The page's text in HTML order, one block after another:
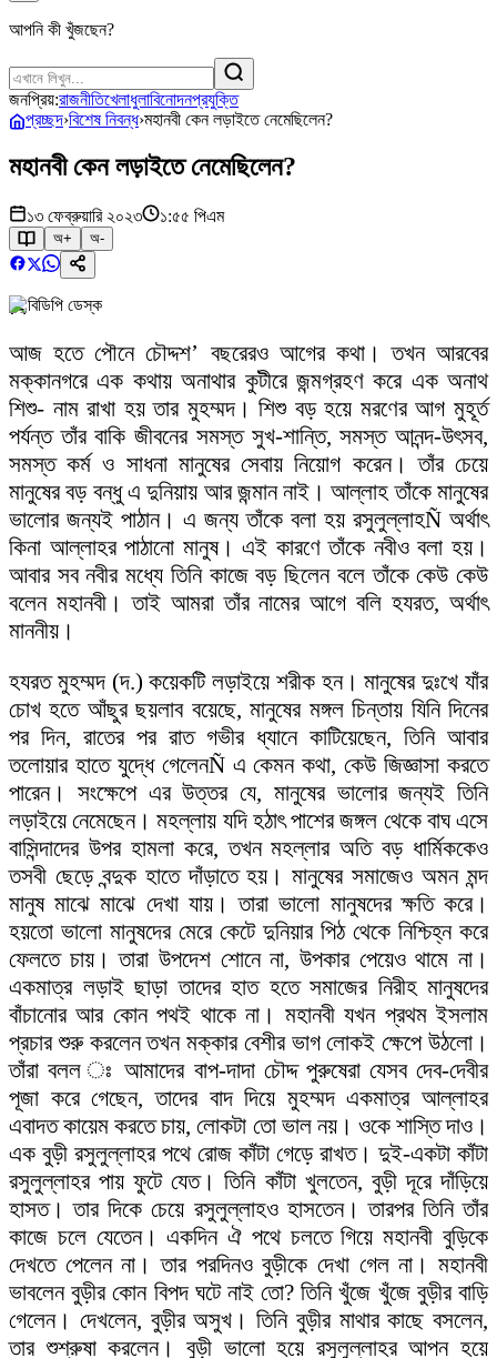
আপনি কী খুঁজছেন?
জনপ্রিয়:রাজনীতিখেলাধুলাবিনোদনপ্রযুক্তি
প্রচ্ছদ›বিশেষ নিবন্ধ›মহানবী কেন লড়াইতে নেমেছিলেন?
মহানবী কেন লড়াইতে নেমেছিলেন?
১৩ ফেব্রুয়ারি ২০২৩ ১:৫৫ পিএম
অ+ অ-
বিডিপি ডেস্ক
আজ হতে পৌনে চৌদ্দশ’ বছরেরও আগের কথা। তখন আরবের
মক্কানগরে এক কথায় অনাথার কুটীরে জন্মগ্রহণ করে এক অনাথ
শিশু- নাম রাখা হয় তার মুহম্মদ। শিশু বড় হয়ে মরণের আগ মুহূর্ত
পর্যন্ত তাঁর বাকি জীবনের সমস্ত সুখ-শান্তি, সমস্ত আনন্দ-উৎসব,
সমস্ত কর্ম ও সাধনা মানুষের সেবায় নিয়োগ করেন। তাঁর চেয়ে
মানুষের বড় বন্ধু এ দুনিয়ায় আর জন্মান নাই। আল্লাহ তাঁকে মানুষের
ভালোর জন্যই পাঠান। এ জন্য তাঁকে বলা হয় রসুলুল্লাহÑ অর্থাৎ
কিনা আল্লাহর পাঠানো মানুষ। এই কারণে তাঁকে নবীও বলা হয়।
আবার সব নবীর মধ্যে তিনি কাজে বড় ছিলেন বলে তাঁকে কেউ কেউ
বলেন মহানবী। তাই আমরা তাঁর নামের আগে বলি হযরত, অর্থাৎ
মাননীয়।
হযরত মুহম্মদ (দ.) কয়েকটি লড়াইয়ে শরীক হন। মানুষের দুঃখে যাঁর
চোখ হতে আঁছুর ছয়লাব বয়েছে, মানুষের মঙ্গল চিন্তায় যিনি দিনের
পর দিন, রাতের পর রাত গভীর ধ্যানে কাটিয়েছেন, তিনি আবার
তলোয়ার হাতে যুদ্ধে গেলেনÑ এ কেমন কথা, কেউ জিজ্ঞাসা করতে
পারেন। সংক্ষেপে এর উত্তর যে, মানুষের ভালোর জন্যই তিনি
লড়াইয়ে নেমেছেন। মহল্লায় যদি হঠাৎ পাশের জঙ্গল থেকে বাঘ এসে
বাসিন্দাদের উপর হামলা করে, তখন মহল্লার অতি বড় ধার্মিককেও
তসবী ছেড়ে বন্দুক হাতে দাঁড়াতে হয়। মানুষের সমাজেও অমন মন্দ
মানুষ মাঝে মাঝে দেখা যায়। তারা ভালো মানুষদের ক্ষতি করে।
হয়তো ভালো মানুষদের মেরে কেটে দুনিয়ার পিঠ থেকে নিশ্চিহ্ন করে
ফেলতে চায়। তারা উপদেশ শোনে না, উপকার পেয়েও থামে না।
একমাত্র লড়াই ছাড়া তাদের হাত হতে সমাজের নিরীহ মানুষদের
বাঁচানোর আর কোন পথই থাকে না। মহানবী যখন প্রথম ইসলাম
প্রচার শুরু করলেন তখন মক্কার বেশীর ভাগ লোকই ক্ষেপে উঠলো।
তাঁরা বলল ঃ আমাদের বাপ-দাদা চৌদ্দ পুরুষেরা যেসব দেব-দেবীর
পূজা করে গেছেন, তাদের বাদ দিয়ে মুহম্মদ একমাত্র আল্লাহর
এবাদত কায়েম করতে চায়, লোকটা তো ভাল নয়। ওকে শাস্তি দাও।
এক বুড়ী রসুলুল্লাহর পথে রোজ কাঁটা গেড়ে রাখত। দুই-একটা কাঁটা
রসুলুল্লাহর পায় ফুটে যেত। তিনি কাঁটা খুলতেন, বুড়ী দূরে দাঁড়িয়ে
হাসত। তার দিকে চেয়ে রসুলুল্লাহও হাসতেন। তারপর তিনি তাঁর
কাজে চলে যেতেন। একদিন ঐ পথে চলতে গিয়ে মহানবী বুড়িকে
দেখতে পেলেন না। তার পরদিনও বুড়ীকে দেখা গেল না। মহানবী
ভাবলেন বুড়ীর কোন বিপদ ঘটে নাই তো? তিনি খুঁজে খুঁজে বুড়ীর বাড়ি
গেলেন। দেখলেন, বুড়ীর অসুখ। তিনি বুড়ীর মাথার কাছে বসলেন,
তার শুশ্রুষা করলেন। বুড়ী ভালো হয়ে রসুলুল্লাহর আপন হয়ে